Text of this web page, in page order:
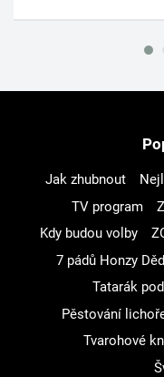
Jak zhubnout
TV program
Kdy budou volby
7 pádů Honzy
Tatarák
Pěstování
Tvarohové